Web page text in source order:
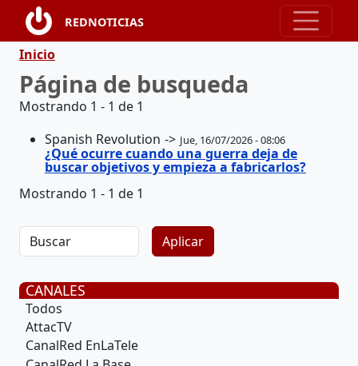
Pasar al contenido principal
REDNOTICIAS
Ruta de navegación
Inicio
Página de busqueda
Mostrando 1 - 1 de 1
Spanish Revolution
Jue, 16/07/2026 - 08:06
¿Qué ocurre cuando una guerra deja de
buscar objetivos y empieza a fabricarlos?
Mostrando 1 - 1 de 1
CANALES
Todos
AttacTV
CanalRed EnLaTele